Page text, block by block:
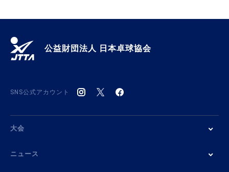
公益財団法人 日本卓球協会
SNS公式アカウント
大会
ニュース